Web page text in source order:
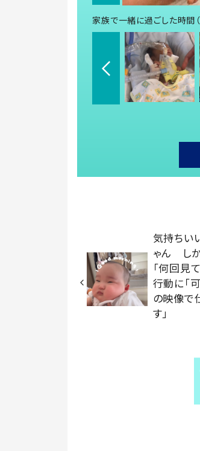
家族で一緒に過ごした時
気持ちい
ゃん し
「何回見
行動に「
の映像で
す」